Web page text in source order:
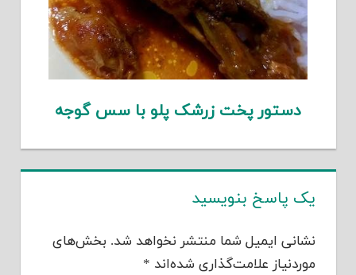
دستور پخت زرشک پلو با سس گوجه
یک پاسخ بنویسید
نشانی ایمیل شما منتشر نخواهد شد. بخش‌های
موردنیاز علامت‌گذاری شده‌اند *